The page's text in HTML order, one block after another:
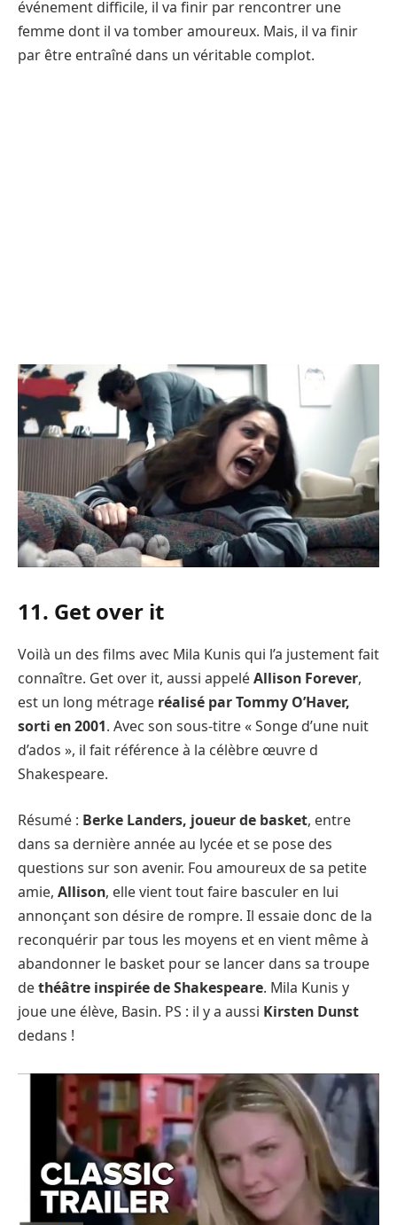
événement difficile, il va finir par rencontrer une
femme dont il va tomber amoureux. Mais, il va finir
par être entraîné dans un véritable complot.
11. Get over it
Voilà un des films avec Mila Kunis qui l’a justement fait
connaître. Get over it, aussi appeléAllison Forever,
est un long métrage réalisé par Tommy O’Haver,
sorti en 2001. Avec son sous-titre « Songe d’une nuit
d’ados », il fait référence à la célèbre œuvre d
Shakespeare.
Résumé : Berke Landers, joueur de basket, entre
dans sa dernière année au lycée et se pose des
questions sur son avenir. Fou amoureux de sa petite
amie, Allison, elle vient tout faire basculer en lui
annonçant son désire de rompre. Il essaie donc de la
reconquérir par tous les moyens et en vient même à
abandonner le basket pour se lancer dans sa troupe
dethéâtre inspirée de Shakespeare. Mila Kunis y
joue une élève, Basin. PS : il y a aussi Kirsten Dunst
dedans !